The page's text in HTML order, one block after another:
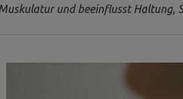
und beeinflusst